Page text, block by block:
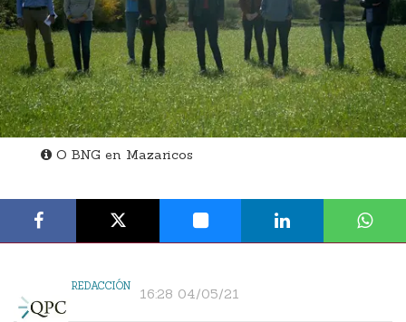
O BNG en Mazaricos
REDACCIÓN 16:28 04/05/21